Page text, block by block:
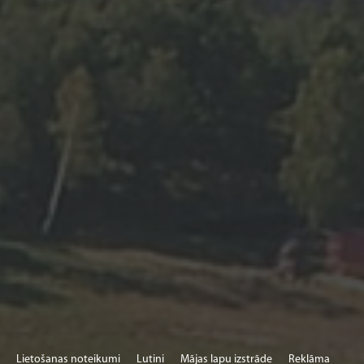
VI 9.00 - 17.00
VII 10.00- 16.00
I - VII ....9.00-19.00
Lietošanas noteikumi Lutini Mājas lapu izstrāde Reklāma